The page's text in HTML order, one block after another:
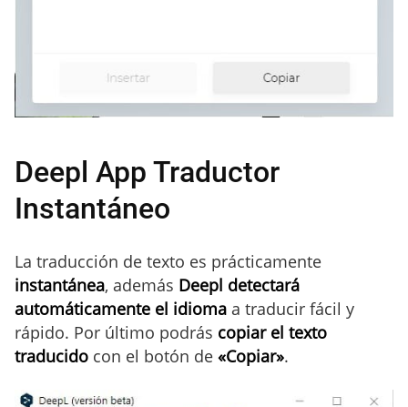
Deepl App Traductor
Instantáneo
La traducción de texto es prácticamente
instantánea, además Deepl detectará
automáticamente el idioma a traducir fácil y
rápido. Por último podrás copiar el texto
traducido con el botón de «Copiar».